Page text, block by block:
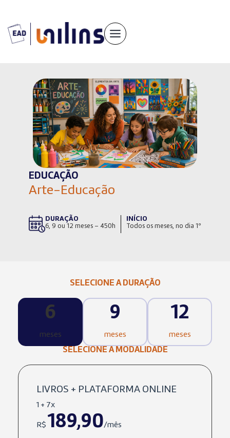
conteúdo
EDUCAÇÃO
Arte-Educação
DURAÇÃO
6, 9 ou 12 meses – 450h
INÍCIO
Todos os meses, no dia 1º
SELECIONE A DURAÇÃO
6
meses
9
meses
12
meses
SELECIONE A MODALIDADE
LIVROS + PLATAFORMA ONLINE
1 + 7x
R$ 189,90/mês